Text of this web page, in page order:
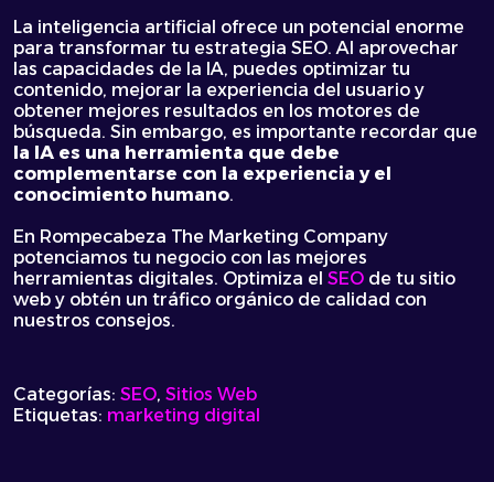
La inteligencia artificial ofrece un potencial enorme
para transformar tu estrategia SEO. Al aprovechar
las capacidades de la IA, puedes optimizar tu
contenido, mejorar la experiencia del usuario y
obtener mejores resultados en los motores de
búsqueda. Sin embargo, es importante recordar que
la IA es una herramienta que debe
complementarse con la experiencia y el
conocimiento humano.
En Rompecabeza The Marketing Company
potenciamos tu negocio con las mejores
herramientas digitales. Optimiza el SEO de tu sitio
web y obtén un tráfico orgánico de calidad con
nuestros consejos.
Categorías: SEO, Sitios Web
Etiquetas: marketing digital